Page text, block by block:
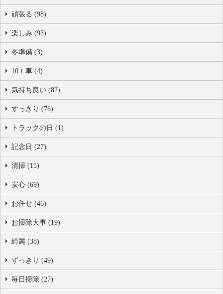
頑張る (98)
楽しみ (93)
冬準備 (3)
10ｔ車 (4)
気持ち良い (82)
すっきり (76)
トラックの日 (1)
記念日 (27)
清掃 (15)
安心 (69)
お任せ (46)
お掃除大事 (19)
綺麗 (38)
ずっきり (49)
毎日掃除 (27)